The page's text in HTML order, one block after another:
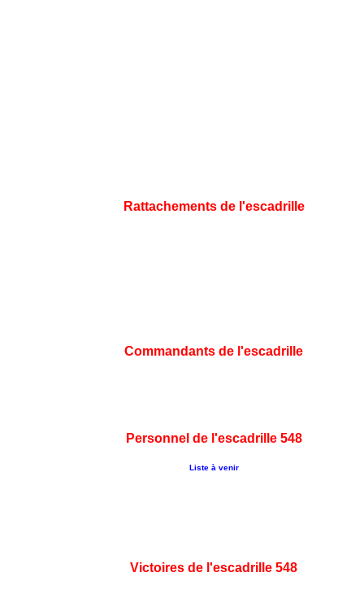
Rattachements de l'escadrille
Commandants de l'escadrille
Personnel de l'escadrille 548
Liste à venir
Victoires de l'escadrille 548